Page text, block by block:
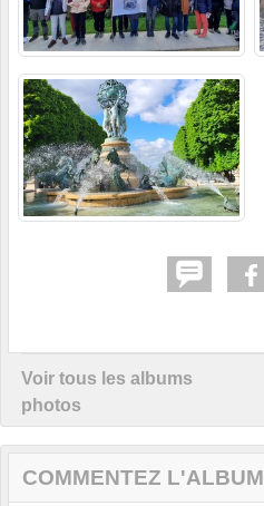
Voir tous les albums
photos
COMMENTEZ L'ALBUM